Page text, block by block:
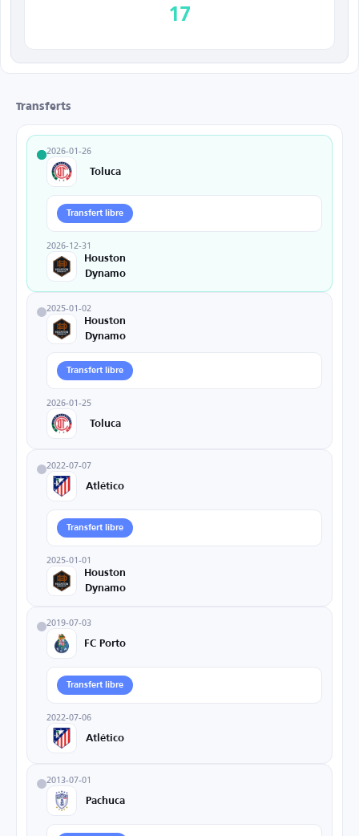
17
Transferts
2026-01-26
Toluca
Transfert libre
2026-12-31
Houston
Dynamo
2025-01-02
Houston
Dynamo
Transfert libre
2026-01-25
Toluca
2022-07-07
Atlético
Transfert libre
2025-01-01
Houston
Dynamo
2019-07-03
FC Porto
Transfert libre
2022-07-06
Atlético
2013-07-01
Pachuca